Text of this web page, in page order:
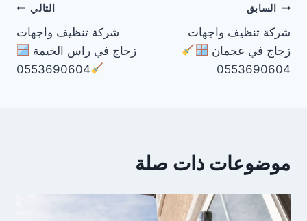
تصفّح
المقالات
السابق
شركة تنظيف واجهات
زجاج في عجمان
0553690604
التالي
شركة تنظيف واجهات
زجاج في راس الخيمة
0553690604
موضوعات ذات صلة